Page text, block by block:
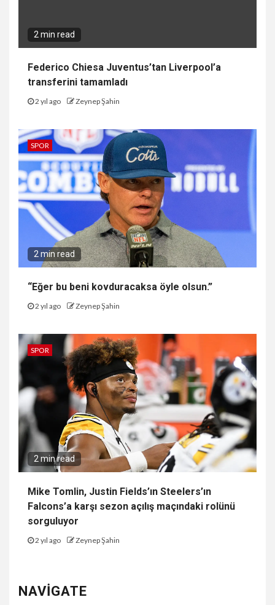
2 min read
Federico Chiesa Juventus’tan Liverpool’a
transferini tamamladı
2 yıl ago Zeynep Şahin
SPOR
2 min read
“Eğer bu beni kovduracaksa öyle olsun.”
2 yıl ago Zeynep Şahin
SPOR
2 min read
Mike Tomlin, Justin Fields’ın Steelers’ın
Falcons’a karşı sezon açılış maçındaki rolünü
sorguluyor
2 yıl ago Zeynep Şahin
NAVIGATE